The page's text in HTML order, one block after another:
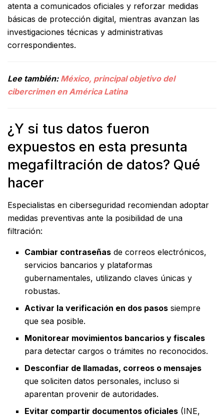
atenta a comunicados oficiales y reforzar medidas
básicas de protección digital, mientras avanzan las
investigaciones técnicas y administrativas
correspondientes.
Lee también: México, principal objetivo del
cibercrimen en América Latina
¿Y si tus datos fueron
expuestos en esta presunta
megafiltración de datos? Qué
hacer
Especialistas en ciberseguridad recomiendan adoptar
medidas preventivas ante la posibilidad de una
filtración:
Cambiar contraseñas de correos electrónicos,
servicios bancarios y plataformas
gubernamentales, utilizando claves únicas y
robustas.
Activar la verificación en dos pasos siempre
que sea posible.
Monitorear movimientos bancarios y fiscales
para detectar cargos o trámites no reconocidos.
Desconfiar de llamadas, correos o mensajes
que soliciten datos personales, incluso si
aparentan provenir de autoridades.
Evitar compartir documentos oficiales (INE,